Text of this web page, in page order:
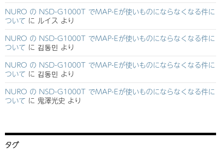
NURO の NSD-G1000T でMAP-Eが使いものにならなくなる件に
ついて に ルイス より
NURO の NSD-G1000T でMAP-Eが使いものにならなくなる件に
ついて に 김동민 より
NURO の NSD-G1000T でMAP-Eが使いものにならなくなる件に
ついて に 김동민 より
NURO の NSD-G1000T でMAP-Eが使いものにならなくなる件に
ついて に 鬼澤光史 より
タグ